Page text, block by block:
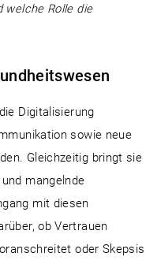
welche Rolle die
Digitalisierung
sowie neue
Gleichzeitig bringt sie
mangelnde
mit diesen
ob Vertrauen
oder Skepsis